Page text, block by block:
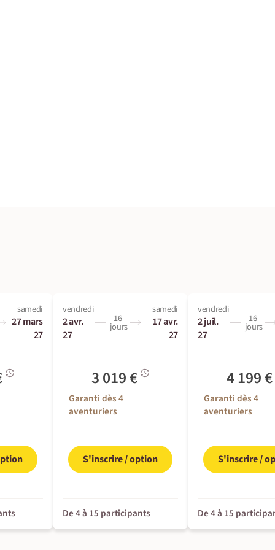
samedi
27 mars
27
vendredi
2 avr.
27
16
jours
samedi
17 avr.
27
3 019 €
Garanti dès 4
aventuriers
S'inscrire / option
De 4 à 15 participants
vendredi
2 juil.
27
16
jours
4 199 €
Garanti dès 4
aventuriers
S'inscrire /
De 4 à 15